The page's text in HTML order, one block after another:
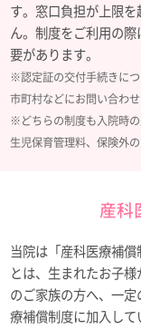
す。窓口負担が上限
ん。制度をご利用の
要があります。
※認定証の交付手続きに
市町村などにお問い合わせ
※どちらの制度も入院時
生児保育管理料、保険外
産科
当院は「産科医療補
とは、生まれたお子
のご家族の方へ、一
療補償制度に加入し